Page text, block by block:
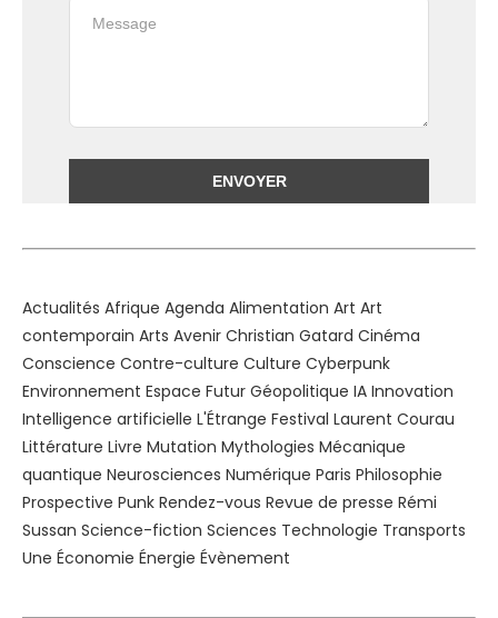
Actualités Afrique Agenda Alimentation Art Art
contemporain Arts Avenir Christian Gatard Cinéma
Conscience Contre-culture Culture Cyberpunk
Environnement Espace Futur Géopolitique IA Innovation
Intelligence artificielle L'Étrange Festival Laurent Courau
Littérature Livre Mutation Mythologies Mécanique
quantique Neurosciences Numérique Paris Philosophie
Prospective Punk Rendez-vous Revue de presse Rémi
Sussan Science-fiction Sciences Technologie Transports
Une Économie Énergie Évènement